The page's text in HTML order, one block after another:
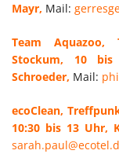
Mayr, Mail:
Team Aquazoo,
Stockum, 10
Schroeder, Mail:
ecoClean,
10:30 bis 13 Uhr,